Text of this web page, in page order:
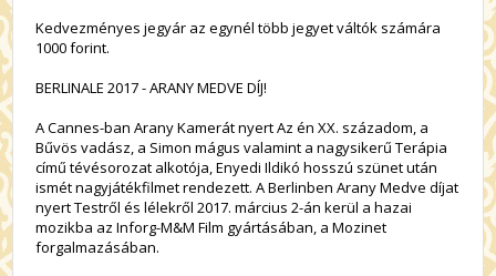
Kedvezményes jegyár az egynél több jegyet váltók számára
1000 forint.
BERLINALE 2017 - ARANY MEDVE DÍJ!
A Cannes-ban Arany Kamerát nyert Az én XX. századom, a
Bűvös vadász, a Simon mágus valamint a nagysikerű Terápia
című tévésorozat alkotója, Enyedi Ildikó hosszú szünet után
ismét nagyjátékfilmet rendezett. A Berlinben Arany Medve díjat
nyert Testről és lélekről 2017. március 2-án kerül a hazai
mozikba az Inforg-M&M Film gyártásában, a Mozinet
forgalmazásában.